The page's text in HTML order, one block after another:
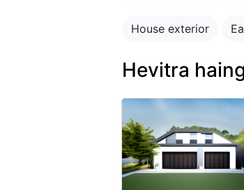
House exterior
Hevitra